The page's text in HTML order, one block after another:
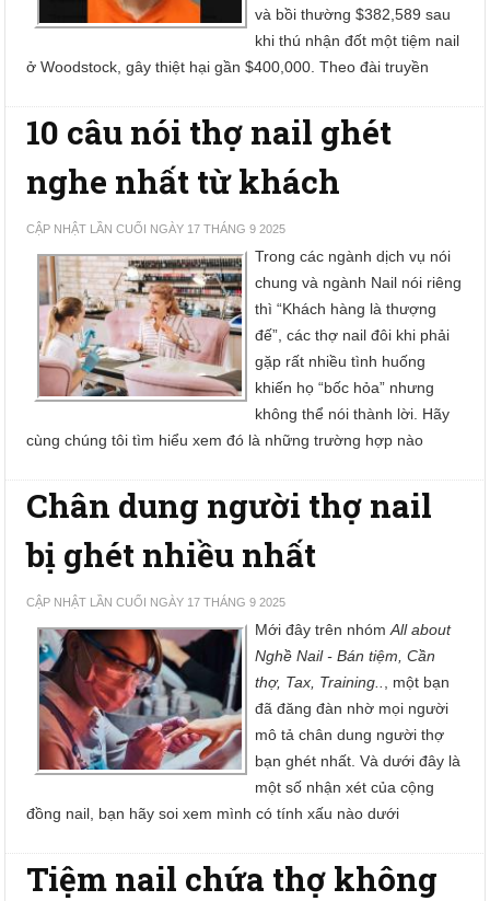
và bồi thường $382,589 sau
khi thú nhận đốt một tiệm nail
ở Woodstock, gây thiệt hại gần $400,000. Theo đài truyền
10 câu nói thợ nail ghét
nghe nhất từ khách
CẬP NHẬT LẦN CUỐI NGÀY 17 THÁNG 9 2025
Trong các ngành dịch vụ nói
chung và ngành Nail nói riêng
thì “Khách hàng là thượng
đế”, các thợ nail đôi khi phải
gặp rất nhiều tình huống
khiến họ “bốc hỏa” nhưng
không thể nói thành lời. Hãy
cùng chúng tôi tìm hiểu xem đó là những trường hợp nào
Chân dung người thợ nail
bị ghét nhiều nhất
CẬP NHẬT LẦN CUỐI NGÀY 17 THÁNG 9 2025
Mới đây trên nhómAll about
Nghề Nail - Bán tiệm, Cần
thợ, Tax, Training..
, một bạn
đã đăng đàn nhờ mọi người
mô tả chân dung người thợ
bạn ghét nhất. Và dưới đây là
một số nhận xét của cộng
đồng nail, bạn hãy soi xem mình có tính xấu nào dưới
Tiệm nail chứa thợ không